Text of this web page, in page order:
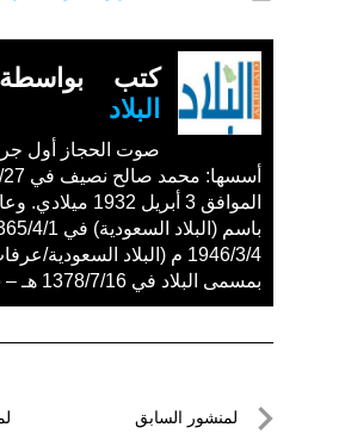
كتب
البلاد
صوت الحجاز أول
الموافق 3 أبريل
1946/3/4 م (البلاد السعودية/
بمسمى البلاد في 1378/7/16 هـ – 1959/1/26 م
تصفّحلمنشور السابق